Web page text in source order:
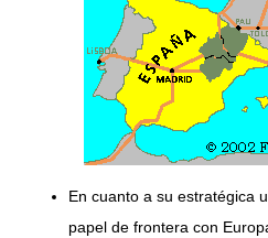
En cuanto a su estratégica
papel de frontera con